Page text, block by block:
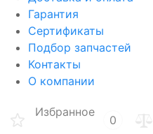
Гарантия
Сертификаты
Подбор запчастей
Контакты
О компании
Избранное
0